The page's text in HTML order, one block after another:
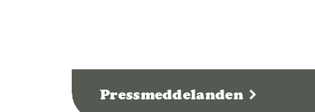
Pressmeddelanden